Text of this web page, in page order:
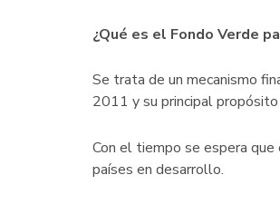
¿Qué es el Fondo Verde
Se trata de un mecanismo
2011 y su principal
Con el tiempo se espera
países en desarrollo.